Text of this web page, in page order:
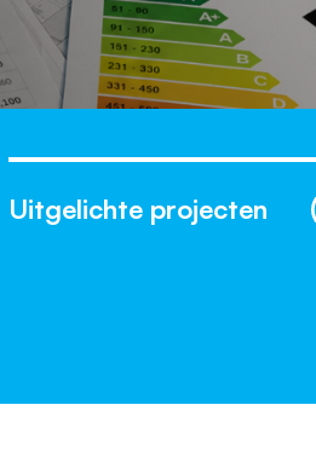
Uitgelichte projecten